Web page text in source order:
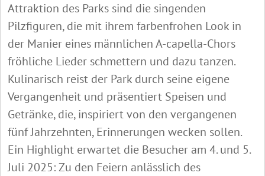
Attraktion des Parks sind die singenden
Pilzfiguren, die mit ihrem farbenfrohen Look in
der Manier eines männlichen A-capella-Chors
fröhliche Lieder schmettern und dazu tanzen.
Kulinarisch reist der Park durch seine eigene
Vergangenheit und präsentiert Speisen und
Getränke, die, inspiriert von den vergangenen
fünf Jahrzehnten, Erinnerungen wecken sollen.
Ein Highlight erwartet die Besucher am 4. und 5.
Juli 2025: Zu den Feiern anlässlich des